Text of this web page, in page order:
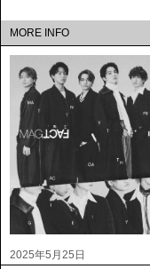
MORE INFO
2025年5月25日